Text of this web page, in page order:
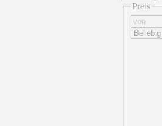
Preis